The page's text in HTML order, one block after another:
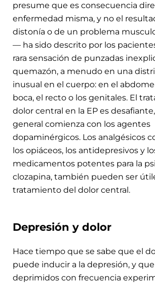
presume que es consecuencia
enfermedad misma, y no el
distonía o de un problema
— ha sido descrito por los
rara sensación de punzadas
quemazón, a menudo en una
inusual en el cuerpo: en el
boca, el recto o los genitales. El
dolor central en la EP es
general comienza con los agentes
dopaminérgicos. Los analgésicos
los opiáceos, los antidepresivos y
medicamentos potentes para la
clozapina, también pueden ser
tratamiento del dolor central.
Depresión y dolor
Hace tiempo que se sabe que el
puede inducir a la depresión, y
deprimidos con frecuencia